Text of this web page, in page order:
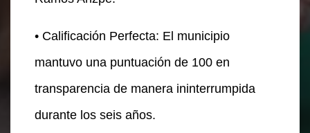
• Calificación Perfecta: El municipio
mantuvo una puntuación de 100 en
transparencia de manera ininterrumpida
durante los seis años.